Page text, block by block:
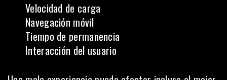
Velocidad de carga
Navegación móvil
Tiempo de permanencia
Interacción del usuario